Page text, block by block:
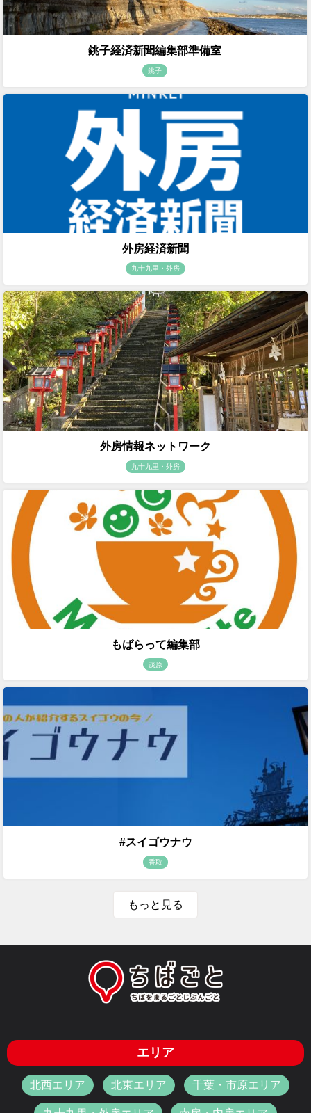
銚子経済新聞編集部準備室
銚子
外房経済新聞
九十九里・外房
外房情報ネットワーク
九十九里・外房
もばらって編集部
茂原
#スイゴウナウ
香取
もっと見る
エリア
北西エリア 北東エリア 千葉・市原エリア